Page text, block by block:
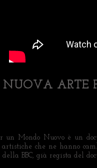
ARTE
Mondo Nuovo è un
che ne hanno
BBC, già regista del